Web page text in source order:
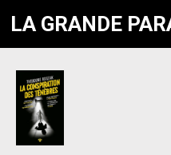
LA GRANDE